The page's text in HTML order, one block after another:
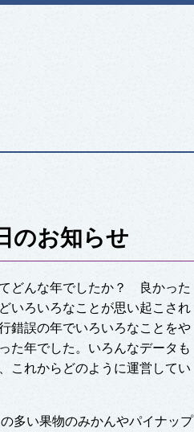
のお知らせ
どんな年でしたか？ 良かった
いろいろなことが思い起こされ
錯誤の年でいろいろなことをや
た年でした。いろんなデータも
これからどのように運営してい
多い果物のみかんやパイナップ